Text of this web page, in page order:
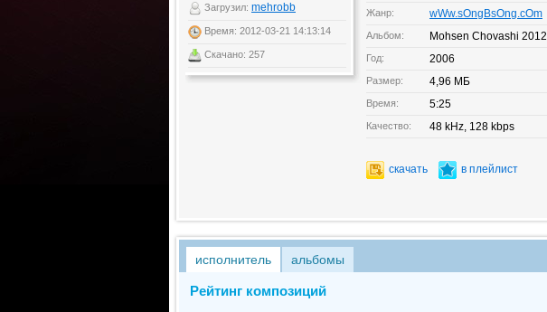
Загрузил: mehrobb
Время: 2012-03-21 14:13:14
Скачано: 257
Жанр: wWw.sOngBsOng.cOm
Альбом: Mohsen Chovashi 2012
Год: 2006
Размер: 4,96 МБ
Время: 5:25
Качество: 48 kHz, 128 kbps
скачать в плейлист
исполнитель альбомы
Рейтинг композиций